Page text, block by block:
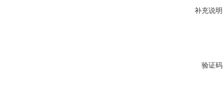
补充说
验证